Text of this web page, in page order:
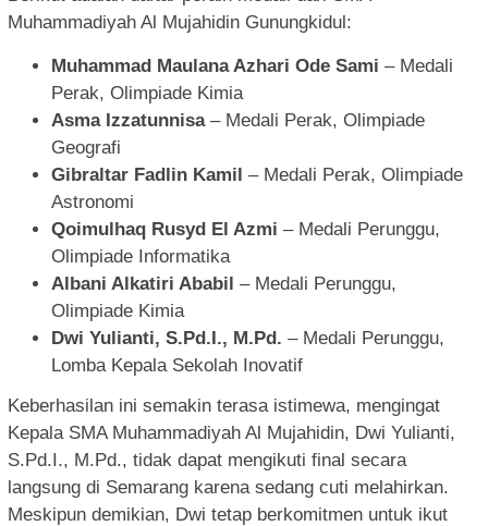
Muhammadiyah Al Mujahidin Gunungkidul:
Muhammad Maulana Azhari Ode Sami – Medali
Perak, Olimpiade Kimia
Asma Izzatunnisa– Medali Perak, Olimpiade
Geografi
Gibraltar Fadlin Kamil – Medali Perak, Olimpiade
Astronomi
Qoimulhaq Rusyd El Azmi – Medali Perunggu,
Olimpiade Informatika
Albani Alkatiri Ababil – Medali Perunggu,
Olimpiade Kimia
Dwi Yulianti, S.Pd.I., M.Pd. – Medali Perunggu,
Lomba Kepala Sekolah Inovatif
Keberhasilan ini semakin terasa istimewa, mengingat
Kepala SMA Muhammadiyah Al Mujahidin, Dwi Yulianti,
S.Pd.I., M.Pd., tidak dapat mengikuti final secara
langsung di Semarang karena sedang cuti melahirkan.
Meskipun demikian, Dwi tetap berkomitmen untuk ikut